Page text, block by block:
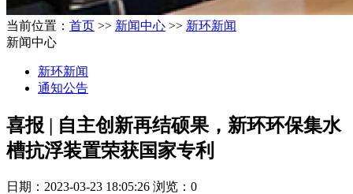
当前位置： 首页 >> 新闻中心 >> 新环新闻
新闻中心
新环新闻
通知公告
喜报 | 自主创新再结硕果，新环环保集水
槽抗浮装置荣获国家专利
日期：2023-03-23 18:05:26 浏览：0